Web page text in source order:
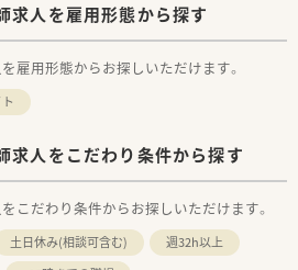
求人を雇用形態から探す
雇用形態からお探しいただけます。
求人をこだわり条件から探す
こだわり条件からお探しいただけます。
土日休み(相談可含む)
週32h以上